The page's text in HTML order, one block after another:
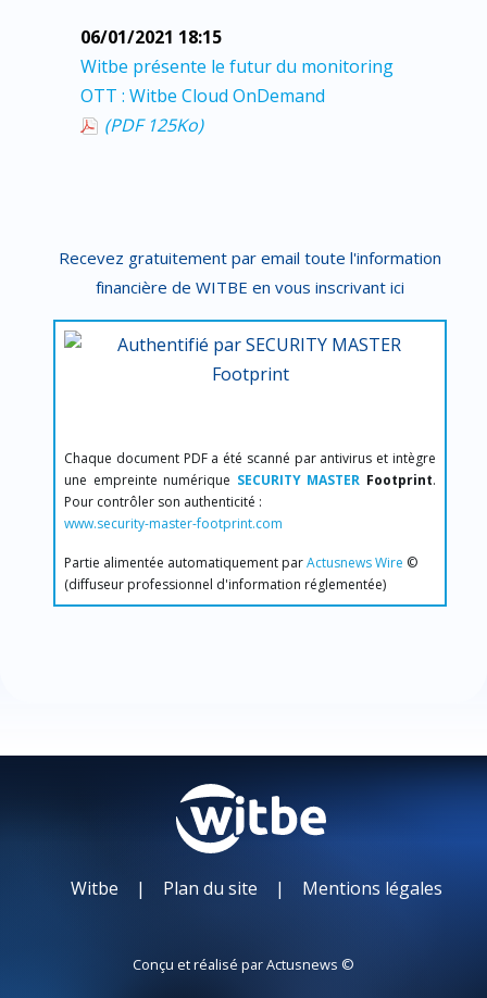
06/01/2021 18:15
Witbe présente le futur du monitoring
OTT : Witbe Cloud OnDemand
(PDF 125Ko)
Recevez gratuitement par email toute l'information
financière de WITBE en vous inscrivant ici
Chaque document PDF a été scanné par antivirus et intègre
une empreinte numérique SECURITY MASTER Footprint.
Pour contrôler son authenticité :
www.security-master-footprint.com
Partie alimentée automatiquement parActusnews Wire ©
(diffuseur professionnel d'information réglementée)
Witbe | Plan du site | Mentions légales
Conçu et réalisé parActusnews ©